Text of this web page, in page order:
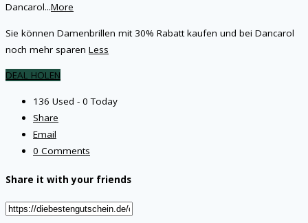
Dancarol...More
Sie können Damenbrillen mit 30% Rabatt kaufen und bei Dancarol
noch mehr sparen Less
DEAL HOLEN
136 Used - 0 Today
Share
Email
0 Comments
Share it with your friends